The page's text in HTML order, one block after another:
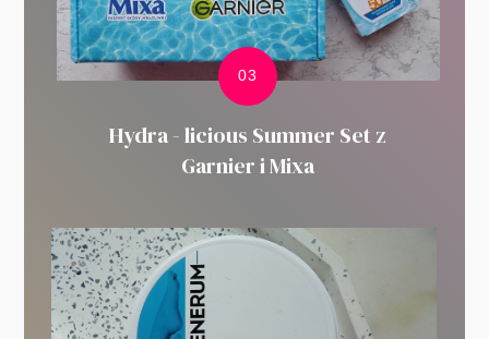
Hydra - licious Summer Set z
Garnier i Mixa